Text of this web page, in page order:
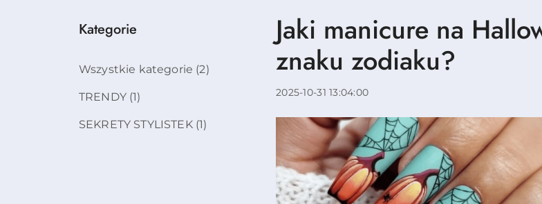
Kategorie
Wszystkie kategorie (2)
TRENDY (1)
SEKRETY STYLISTEK (1)
Jaki manicure na
znaku zodiaku?
2025-10-31 13:04:00